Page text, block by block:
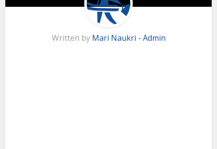
Written by Mari Naukri - Admin